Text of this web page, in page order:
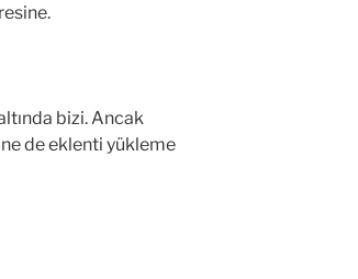
bizi. Ancak
de eklenti yükleme